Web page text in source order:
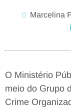
Marcelina
O Ministério
meio do Grupo
Crime